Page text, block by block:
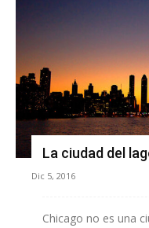
La ciudad del
Dic 5, 2016
Chicago no es una